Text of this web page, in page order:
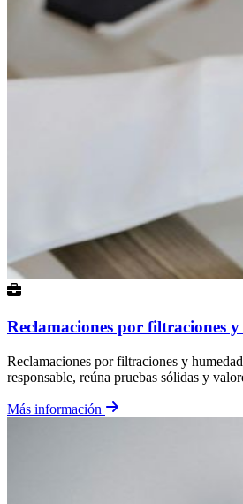
Reclamaciones por filtraciones y
Reclamaciones por filtraciones y
responsable, reúna pruebas sólidas y
Más información